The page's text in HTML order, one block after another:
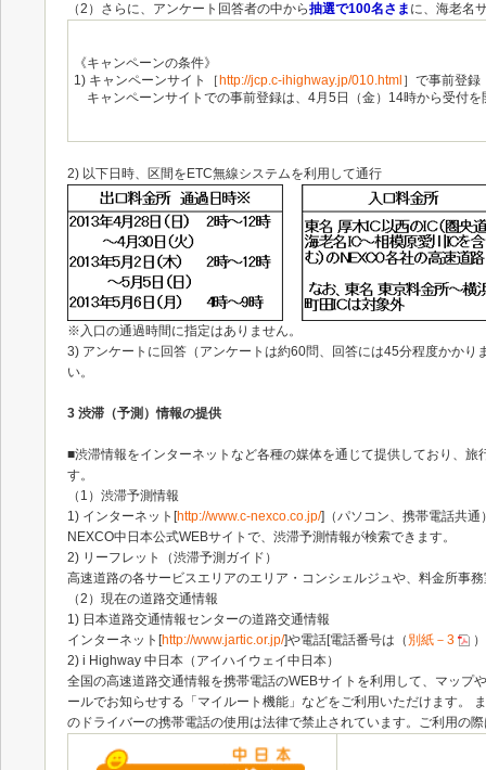
（2）さらに、アンケート回答者の中から抽選で100名さま に、海老名
《キャンペーンの条件》
1) キャンペーンサイト［ http://jcp.c-ihighway.jp/010.html ］で事前登録
キャンペーンサイトでの事前登録は、4月5日（金）14時から受付を
2) 以下日時、区間をETC無線システムを利用して通行
※入口の通過時間に指定はありません。
3) アンケートに回答（アンケートは約60問、回答には45分程度かかり
い。
3 渋滞（予測）情報の提供
■渋滞情報をインターネットなど各種の媒体を通じて提供しており、
す。
（1）渋滞予測情報
1) インターネット[http://www.c-nexco.co.jp/]（パソコン、携帯電話共通
NEXCO中日本公式WEBサイトで、渋滞予測情報が検索できます。
2) リーフレット（渋滞予測ガイド）
高速道路の各サービスエリアのエリア・コンシェルジュや、料金所事
（2）現在の道路交通情報
1) 日本道路交通情報センターの道路交通情報
インターネット[http://www.jartic.or.jp/]や電話[電話番号は（ 別紙－3
2) i Highway 中日本（アイハイウェイ中日本）
全国の高速道路交通情報を携帯電話のWEBサイトを利用して、マッ
ールでお知らせする「マイルート機能」などをご利用いただけます。
のドライバーの携帯電話の使用は法律で禁止されています。ご利用の